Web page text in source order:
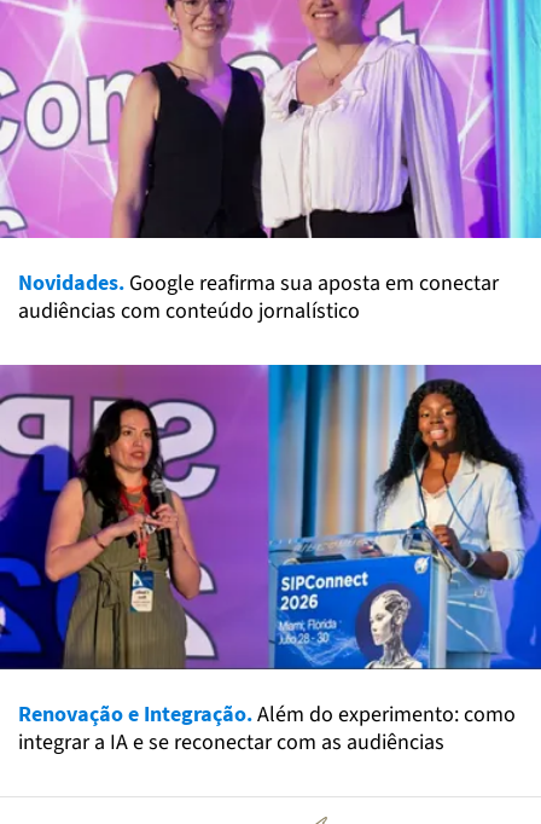
Novidades. Google reafirma sua aposta em conectar
audiências com conteúdo jornalístico
Renovação e Integração.Além do experimento: como
integrar a IA e se reconectar com as audiências